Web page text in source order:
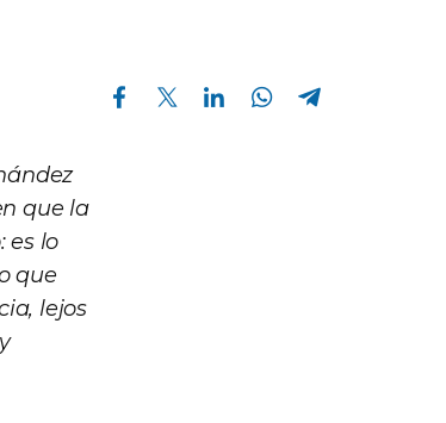
Compartir en Facebook Compartir en Twitter Compartir en Linkedin Compartir en Whatsapp
que la
es lo
que
lejos